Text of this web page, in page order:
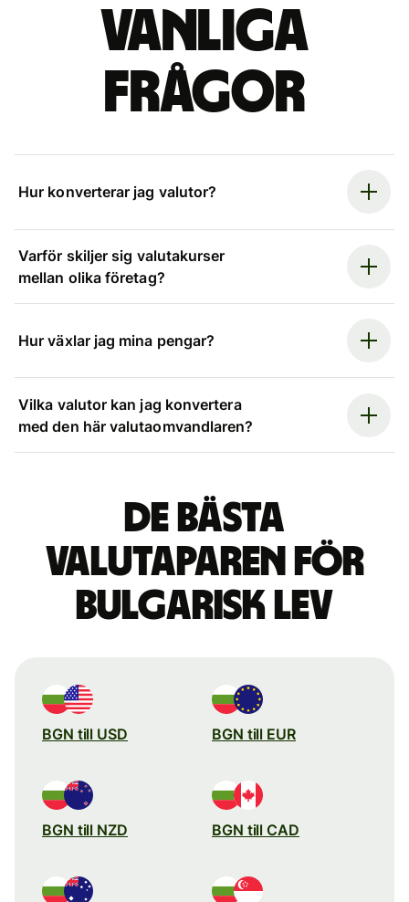
Vanliga
frågor
Hur konverterar jag valutor?
Varför skiljer sig valutakurser
mellan olika företag?
Hur växlar jag mina pengar?
Vilka valutor kan jag konvertera
med den här valutaomvandlaren?
De bästa
valutaparen för
bulgarisk lev
BGN till USD BGN till EUR
BGN till NZD BGN till CAD